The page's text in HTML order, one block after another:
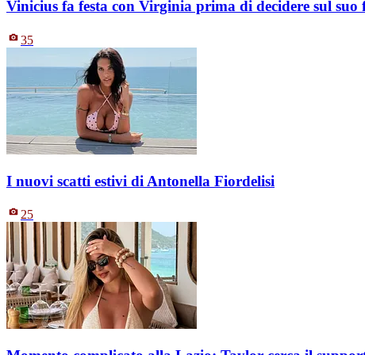
Vinicius fa festa con Virginia prima di decidere sul
35
I nuovi scatti estivi di Antonella Fiordelisi
25